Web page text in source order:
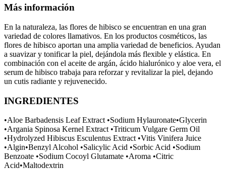
Más información
En la naturaleza, las flores de hibisco se encuentran en una gran
variedad de colores llamativos. En los productos cosméticos, las
flores de hibisco aportan una amplia variedad de beneficios. Ayudan
a suavizar y tonificar la piel, dejándola más flexible y elástica. En
combinación con el aceite de argán, ácido hialurónico y aloe vera, el
serum de hibisco trabaja para reforzar y revitalizar la piel, dejando
un cutis radiante y rejuvenecido.
INGREDIENTES
•Aloe Barbadensis Leaf Extract •Sodium Hylauronate•Glycerin
•Argania Spinosa Kernel Extract •Triticum Vulgare Germ Oil
•Hydrolyzed Hibiscus Esculentus Extract •Vitis Vinifera Juice
•Algin•Benzyl Alcohol •Salicylic Acid •Sorbic Acid •Sodium
Benzoate •Sodium Cocoyl Glutamate •Aroma •Citric
Acid•Maltodextrin